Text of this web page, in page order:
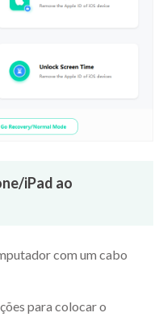
iPad ao
com um cabo
para colocar o